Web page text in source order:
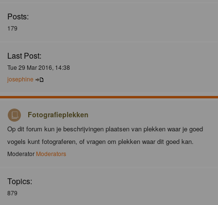
Posts:
179
Last Post:
Tue 29 Mar 2016, 14:38
josephine
Fotografieplekken
Op dit forum kun je beschrijvingen plaatsen van plekken waar je goed
vogels kunt fotograferen, of vragen om plekken waar dit goed kan.
Moderator Moderators
Topics:
879